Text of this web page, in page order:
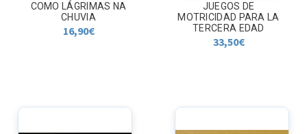
COMO LÁGRIMAS NA
CHUVIA
16,90€
JUEGOS DE
MOTRICIDAD PARA LA
TERCERA EDAD
33,50€